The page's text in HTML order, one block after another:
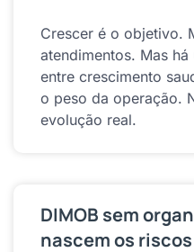
Crescer é o objetivo.
atendimentos. Mas
entre crescimento
o peso da operação.
evolução real.
DIMOB sem
nascem os